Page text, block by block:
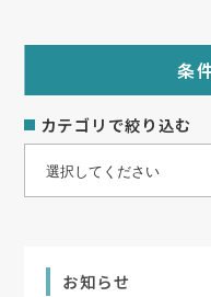
条
カテゴリで絞り込む
お知らせ